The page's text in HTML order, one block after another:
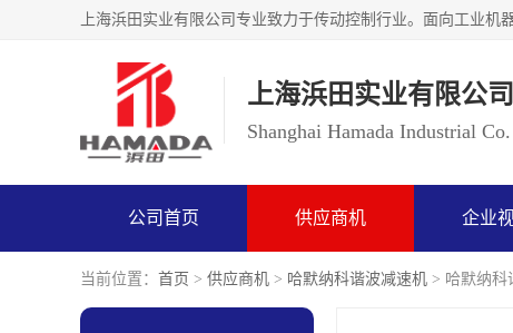
上海浜田实业有限公司
Shanghai Hamada Industrial
公司首页 供应商机 企业
当前位置： 首页 > 供应商机 > 哈默纳科谐波减速机 > 哈默纳科